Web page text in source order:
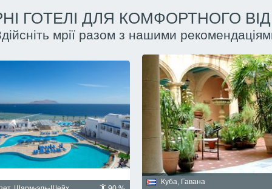
ГОТЕЛІ ДЛЯ КОМФОРТНОГО
мрії разом з нашими
Куба, Гавана